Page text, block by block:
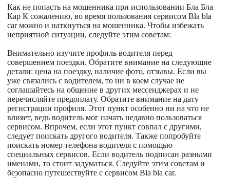
Как не попасть на мошенника при использовании Бла Бла
Кар К сожалению, во время пользования сервисом Bla bla
car можно и наткнуться на мошенника. Чтобы избежать
неприятной ситуации, следуйте этим советам:
Внимательно изучите профиль водителя перед
совершением поездки. Обратите внимание на следующие
детали: цена на поездку, наличие фото, отзывы. Если вы
уже связались с водителем, то ни в коем случае не
соглашайтесь на общение в других мессенджерах и не
перечисляйте предоплату. Обратите внимание на дату
регистрации профиля. Этот пункт особенно ни на что не
влияет, ведь водитель мог начать недавно пользоваться
сервисом. Впрочем, если этот пункт совпал с другими,
следует поискать другого водителя. Также попробуйте
поискать номер телефона водителя с помощью
специальных сервисов. Если водитель подписан разными
именами, то стоит задуматься. Следуйте этим советам и
безопасно путешествуйте с сервисом Bla bla car.